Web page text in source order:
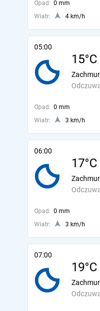
Opad: 0 mm
Wiatr:
4 km/h
05:00
15°C
Opad: 0 mm
Wiatr:
3 km/h
06:00
17°C
Opad: 0 mm
Wiatr:
3 km/h
07:00
19°C